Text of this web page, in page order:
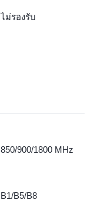
ไม่รองรับ
850/900/1800 MHz
B1/B5/B8